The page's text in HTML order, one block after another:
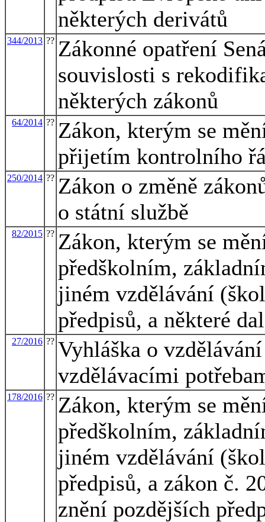
některých derivátů
344/2013 ?? Zákonné opatření
souvislosti s
některých zákonů
64/2014 ?? Zákon, kterým se
přijetím kontrolního
250/2014 ?? Zákon o změně
o státní službě
82/2015 ?? Zákon, kterým se
předškolním,
jiném vzdělávání
předpisů, a některé
27/2016 ?? Vyhláška o
vzdělávacími
178/2016 ?? Zákon, kterým se
předškolním,
jiném vzdělávání
předpisů, a zákon č.
znění pozdějších